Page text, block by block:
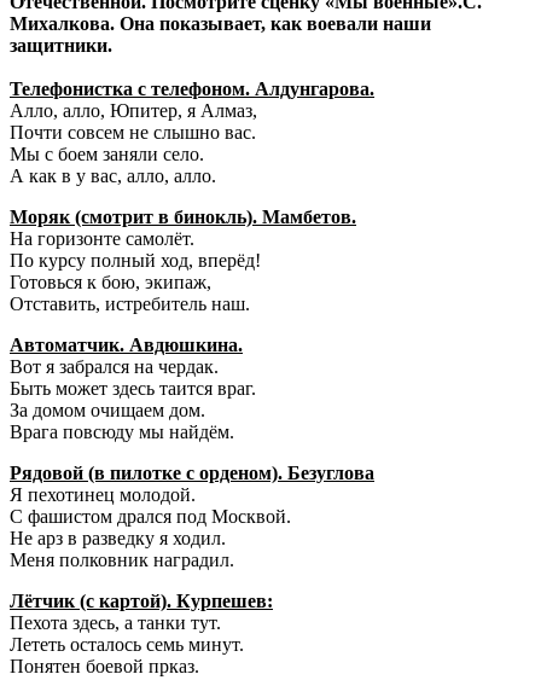
Михалкова. Она показывает, как воевали наши
защитники.
Телефонистка с телефоном. Алдунгарова.
Алло, алло, Юпитер, я Алмаз,
Почти совсем не слышно вас.
Мы с боем заняли село.
А как в у вас, алло, алло.
Моряк (смотрит в бинокль). Мамбетов.
На горизонте самолёт.
По курсу полный ход, вперёд!
Готовься к бою, экипаж,
Отставить, истребитель наш.
Автоматчик. Авдюшкина.
Вот я забрался на чердак.
Быть может здесь таится враг.
За домом очищаем дом.
Врага повсюду мы найдём.
Рядовой (в пилотке с орденом). Безуглова
Я пехотинец молодой.
С фашистом дрался под Москвой.
Не арз в разведку я ходил.
Меня полковник наградил.
Лётчик (с картой). Курпешев:
Пехота здесь, а танки тут.
Лететь осталось семь минут.
Понятен боевой прказ.